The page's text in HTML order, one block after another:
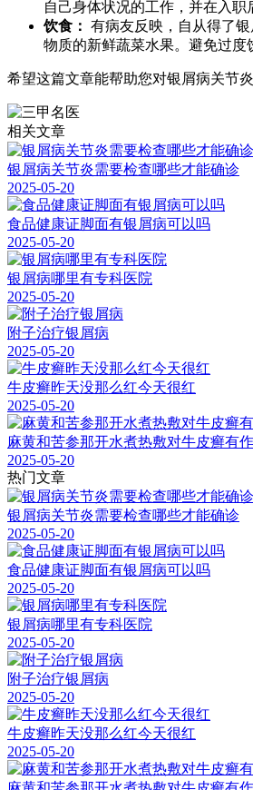
自己身体状况的工作，并在入职
饮食： 有病友反映，自从得了
物质的新鲜蔬菜水果。避免过度
希望这篇文章能帮助您对银屑病关节
相关文章
银屑病关节炎需要检查哪些才能确诊
2025-05-20
食品健康证脚面有银屑病可以吗
2025-05-20
银屑病哪里有专科医院
2025-05-20
附子治疗银屑病
2025-05-20
牛皮癣昨天没那么红今天很红
2025-05-20
麻黄和苦参那开水煮热敷对牛皮癣有
2025-05-20
热门文章
银屑病关节炎需要检查哪些才能确诊
2025-05-20
食品健康证脚面有银屑病可以吗
2025-05-20
银屑病哪里有专科医院
2025-05-20
附子治疗银屑病
2025-05-20
牛皮癣昨天没那么红今天很红
2025-05-20